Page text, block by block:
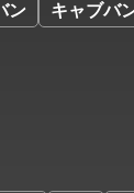
ン キャブバ